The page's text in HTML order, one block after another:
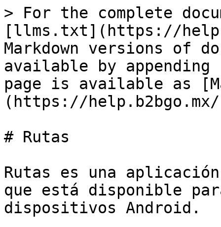
> For the complete
[llms.txt](https://
Markdown versions of
available by
page is available as
(https://
# Rutas
Rutas es una
que está disponible
dispositivos Android.